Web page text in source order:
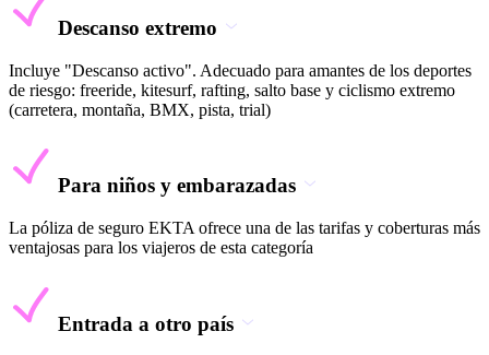
Descanso extremo
Incluye "Descanso activo". Adecuado para amantes de los deportes
de riesgo: freeride, kitesurf, rafting, salto base y ciclismo extremo
(carretera, montaña, BMX, pista, trial)
Para niños y embarazadas
La póliza de seguro EKTA ofrece una de las tarifas y coberturas más
ventajosas para los viajeros de esta categoría
Entrada a otro país